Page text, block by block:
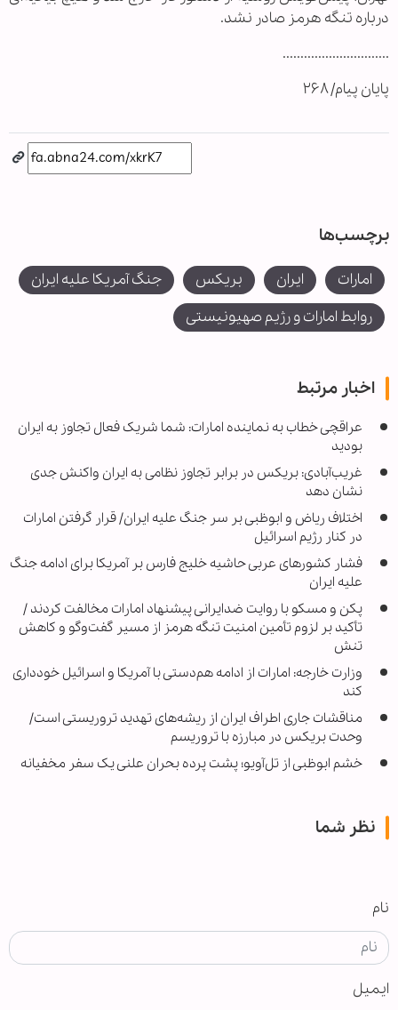
درباره تنگه هرمز صادر نشد.
..............................
پایان پیام/ ۲۶۸
برچسب‌ها
امارات ایران بریکس
جنگ آمریکا علیه ایران
روابط امارات و رژیم صهیونیستی
اخبار مرتبط
عراقچی خطاب به نماینده امارات: شما شریک فعال تجاوز به ایران
بودید
غریب‌آبادی: بریکس در برابر تجاوز نظامی به ایران واکنش جدی
نشان دهد
اختلاف ریاض و ابوظبی بر سر جنگ علیه ایران/ قرار گرفتن امارات
در کنار رژیم اسرائیل
فشار کشورهای عربی حاشیه خلیج فارس بر آمریکا برای ادامه جنگ
علیه ایران
پکن و مسکو با روایت ضدایرانی پیشنهاد امارات مخالفت کردند /
تأکید بر لزوم تأمین امنیت تنگه هرمز از مسیر گفت‌وگو و کاهش
تنش
وزارت خارجه: امارات از ادامه هم‌دستی با آمریکا و اسرائیل خودداری
کند
مناقشات جاری اطراف ایران از ریشه‌های تهدید تروریستی است/
وحدت بریکس در مبارزه با تروریسم
خشم ابوظبی از تل‌آویو؛ پشت پرده بحران علنی یک سفر مخفیانه
نظر شما
نام
ایمیل